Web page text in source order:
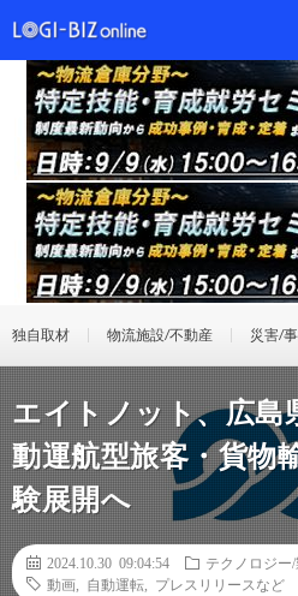
独自取材 物流施設/不動産 災害/
エイトノット、広島
動運航型旅客・貨物
験展開へ
2024.10.30 09:04:54
テクノロジー/
動画
自動運転 プレスリリースなど